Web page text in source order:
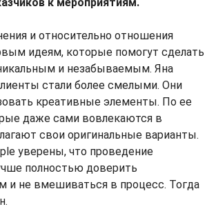
и относительно отношения
идеям, которые помогут сделать
и незабываемым. Яна
стали более смелыми. Они
креативные элементы. По ее
даже сами вовлекаются в
свои оригинальные варианты.
уверены, что проведение
полностью доверить
и не вмешиваться в процесс. Тогда